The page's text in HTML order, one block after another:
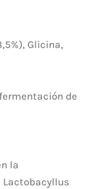
Glicina,
de
la